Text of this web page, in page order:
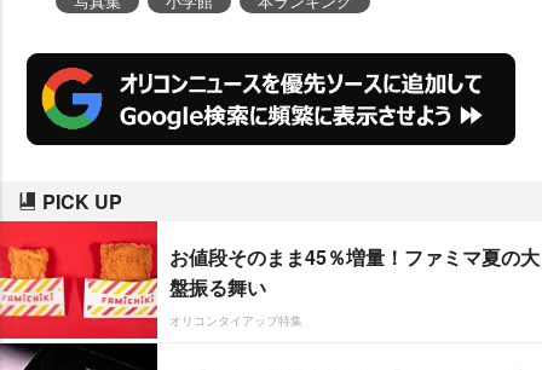
PICK UP
お値段そのまま45％増量！ファミマ夏の大
盤振る舞い
オリコンタイアップ特集